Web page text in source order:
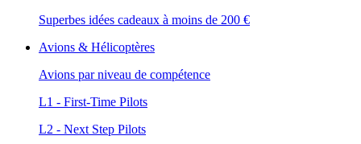
Superbes idées cadeaux à moins de 200 €
Avions & Hélicoptères
Avions par niveau de compétence
L1 - First-Time Pilots
L2 - Next Step Pilots